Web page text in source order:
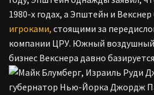
1980-х годах, а Эпштейн и
игроками, стоящими за
компании ЦРУ. Южный воздушный
бизнес Векснера давно
Руди
губернатор Нью-Йорка Джордж